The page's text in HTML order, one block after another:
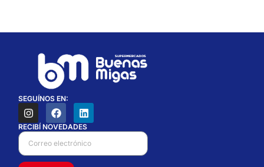
SEGUÍNOS EN:
RECIBÍ NOVEDADES